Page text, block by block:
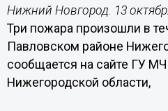
Нижний Новгород. 13
Три пожара произошли в
Павловском районе
сообщается на сайте ГУ
Нижегородской области,